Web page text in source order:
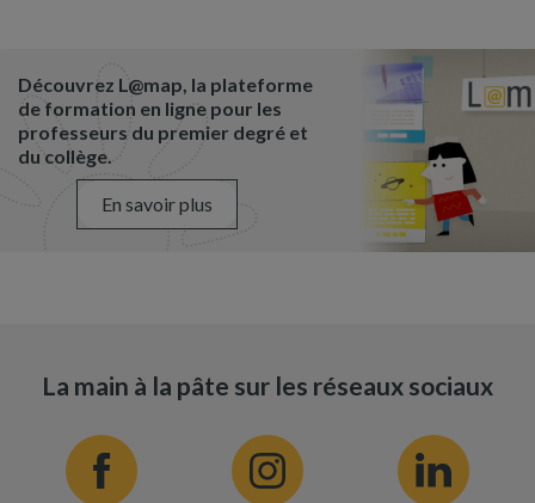
Découvrez L@map, la plateforme
de formation en ligne pour les
professeurs du premier degré et
du collège.
En savoir plus
La main à la pâte sur les réseaux sociaux